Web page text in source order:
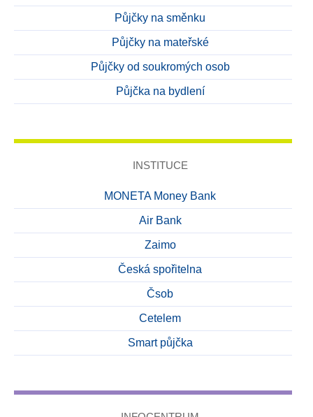
Půjčky na směnku
Půjčky na mateřské
Půjčky od soukromých osob
Půjčka na bydlení
INSTITUCE
MONETA Money Bank
Air Bank
Zaimo
Česká spořitelna
Čsob
Cetelem
Smart půjčka